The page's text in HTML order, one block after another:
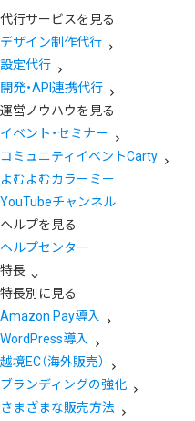
代行サービスを見る
デザイン制作代行
設定代行
開発・API連携代行
運営ノウハウを見る
イベント・セミナー
コミュニティイベントCarty
よむよむカラーミー
YouTubeチャンネル
ヘルプを見る
ヘルプセンター
特長
特長別に見る
Amazon Pay導入
WordPress導入
越境EC（海外販売）
ブランディングの強化
さまざまな販売方法